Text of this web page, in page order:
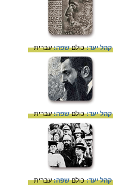
קהל יעד:כולםשפה:עברית
קהל יעד:כולםשפה:עברית
קהל יעד:כולםשפה:עברית